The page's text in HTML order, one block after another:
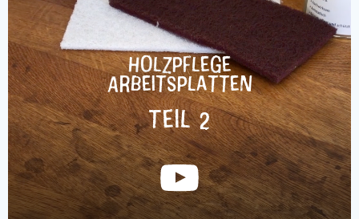
Holzpflege
Arbeitsplatten
Teil 2